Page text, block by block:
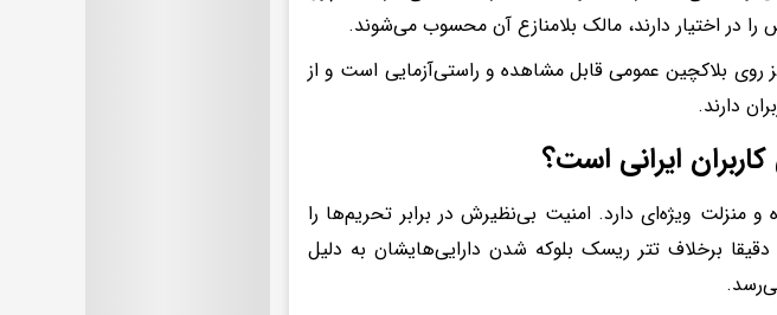
در اختیار دارند، مالک بلامنازع آن محسوب می‌شوند.
روی بلاکچین عمومی قابل مشاهده و راستی‌آزمایی است و از
دارند.
ایرانی است؟
و منزلت ویژه‌ای دارد. امنیت بی‌نظیرش در برابر تحریم‌ها را
برخلاف تتر ریسک بلوکه شدن دارایی‌هایشان به دلیل